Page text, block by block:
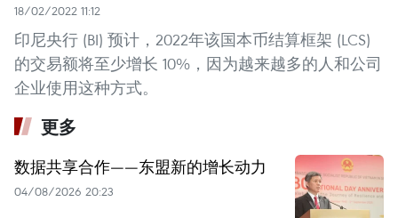
18/02/2022 11:12
印尼央行 (BI) 预计，2022年该国本币结算框架 (LCS)
的交易额将至少增长 10%，因为越来越多的人和公司
企业使用这种方式。
更多
数据共享合作——东盟新的增长动力
04/08/2026 20:23